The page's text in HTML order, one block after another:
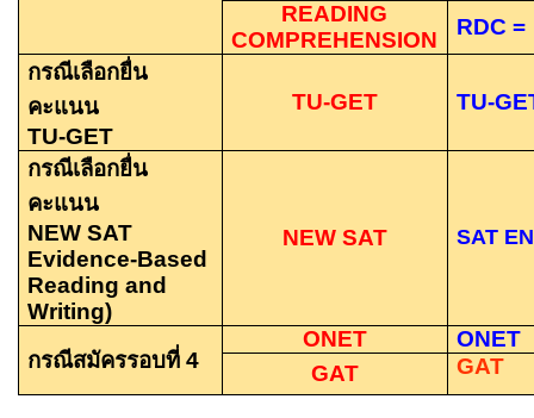
READING
COMPREHENSION
RDC =
กรณีเลือกยื่น
คะแนน
TU-GET
TU-GET TU-
กรณีเลือกยื่น
คะแนน
NEW SAT
Evidence-Based
Reading and
Writing)
NEW SAT SAT
กรณีสมัครรอบที่4
ONET
ONET
GAT
GAT